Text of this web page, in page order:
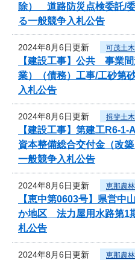
除） 道路防災点検委託/
る一般競争入札公告
2024年8月6日更新 可茂土
【建設工事】公共 事業
業）（債務）工事/工砂第
入札公告
2024年8月6日更新 揖斐土
【建設工事】第建工R6-
資本整備総合交付金（改
一般競争入札公告
2024年8月6日更新 恵那農
【恵中第0603号】県営
か地区 法力屋用水路第1
札公告
2024年8月6日更新 恵那農